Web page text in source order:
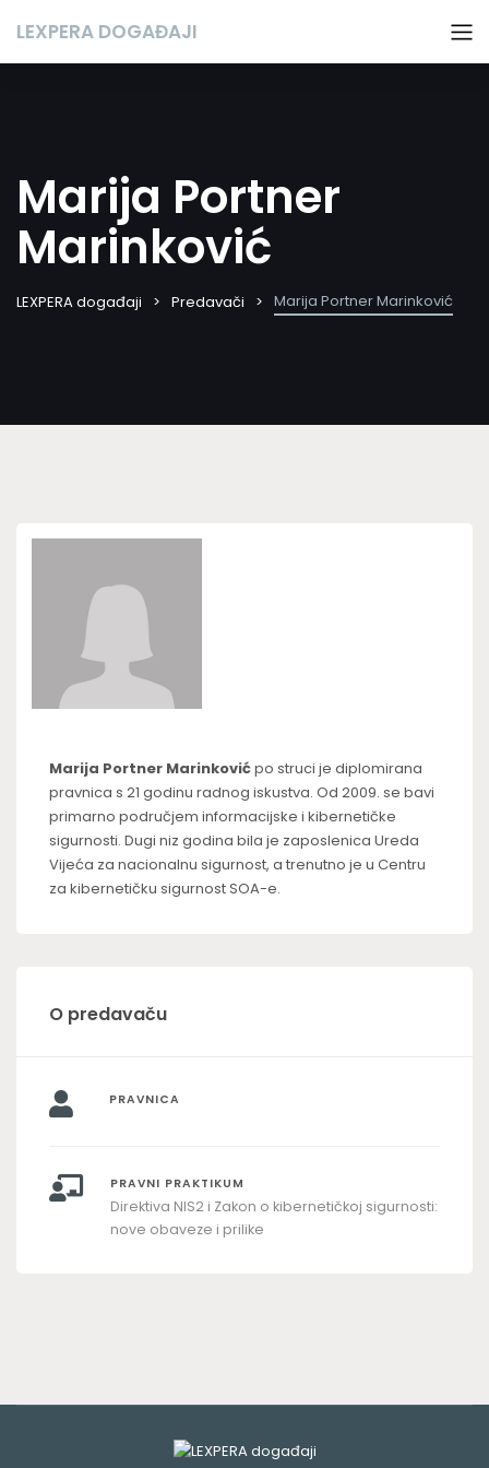
LEXPERA DOGAĐAJI
Marija Portner
Marinković
LEXPERA događaji Predavači Marija Portner Marinković
Marija Portner Marinkovićpo struci je diplomirana
pravnica s 21 godinu radnog iskustva. Od 2009. se bavi
primarno područjem informacijske i kibernetičke
sigurnosti. Dugi niz godina bila je zaposlenica Ureda
Vijeća za nacionalnu sigurnost, a trenutno je u Centru
za kibernetičku sigurnost SOA-e.
O predavaču
PRAVNICA
PRAVNI PRAKTIKUM
Direktiva NIS2 i Zakon o kibernetičkoj sigurnosti:
nove obaveze i prilike